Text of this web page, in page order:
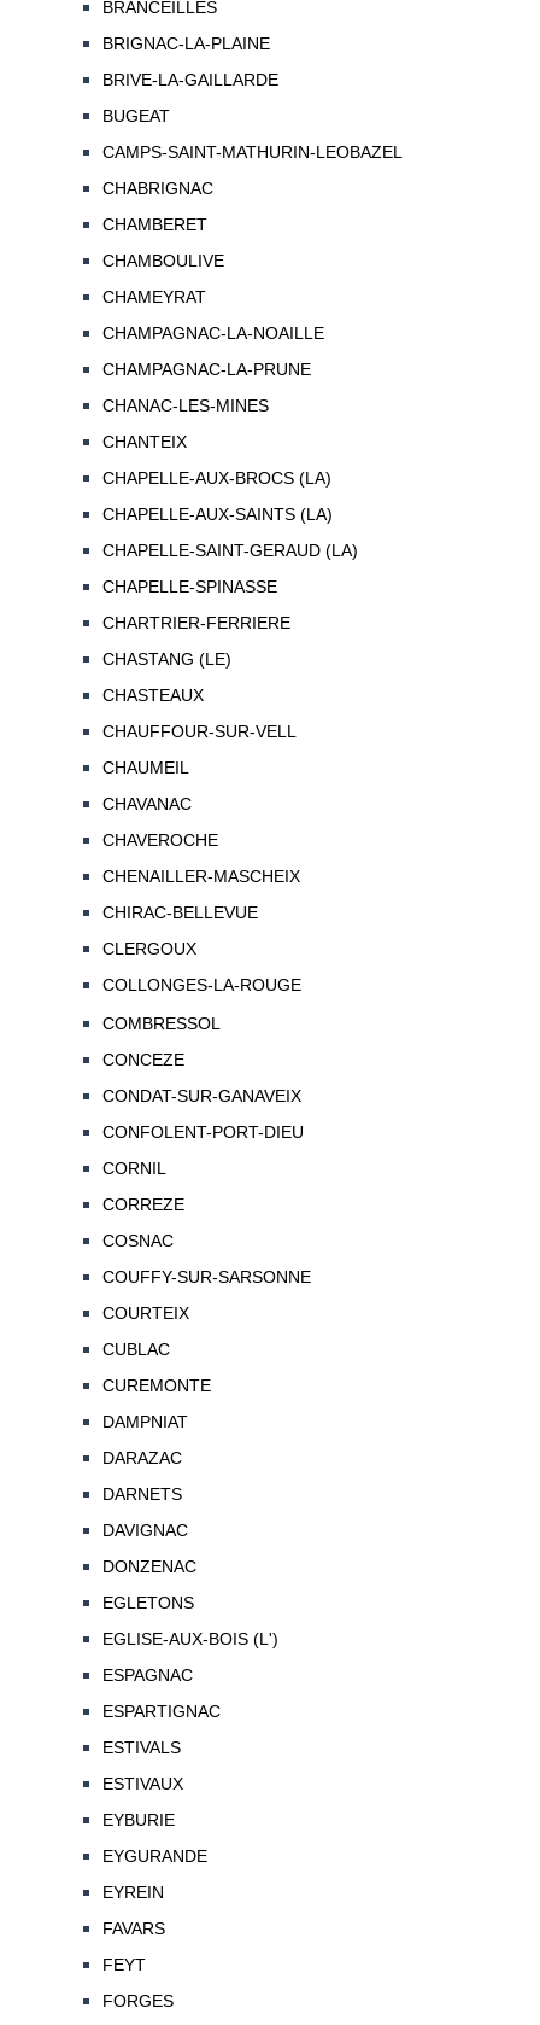
BRANCEILLES
BRIGNAC-LA-PLAINE
BRIVE-LA-GAILLARDE
BUGEAT
CAMPS-SAINT-MATHURIN-LEOBAZEL
CHABRIGNAC
CHAMBERET
CHAMBOULIVE
CHAMEYRAT
CHAMPAGNAC-LA-NOAILLE
CHAMPAGNAC-LA-PRUNE
CHANAC-LES-MINES
CHANTEIX
CHAPELLE-AUX-BROCS (LA)
CHAPELLE-AUX-SAINTS (LA)
CHAPELLE-SAINT-GERAUD (LA)
CHAPELLE-SPINASSE
CHARTRIER-FERRIERE
CHASTANG (LE)
CHASTEAUX
CHAUFFOUR-SUR-VELL
CHAUMEIL
CHAVANAC
CHAVEROCHE
CHENAILLER-MASCHEIX
CHIRAC-BELLEVUE
CLERGOUX
COLLONGES-LA-ROUGE
COMBRESSOL
CONCEZE
CONDAT-SUR-GANAVEIX
CONFOLENT-PORT-DIEU
CORNIL
CORREZE
COSNAC
COUFFY-SUR-SARSONNE
COURTEIX
CUBLAC
CUREMONTE
DAMPNIAT
DARAZAC
DARNETS
DAVIGNAC
DONZENAC
EGLETONS
EGLISE-AUX-BOIS (L')
ESPAGNAC
ESPARTIGNAC
ESTIVALS
ESTIVAUX
EYBURIE
EYGURANDE
EYREIN
FAVARS
FEYT
FORGES